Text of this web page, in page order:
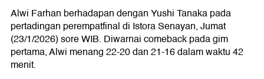
Alwi Farhan berhadapan dengan Yushi Tanaka pada
pertadingan perempatfinal di Istora Senayan, Jumat
(23/1/2026) sore WIB. Diwarnai comeback pada gim
pertama, Alwi menang 22-20 dan 21-16 dalam waktu 42
menit.